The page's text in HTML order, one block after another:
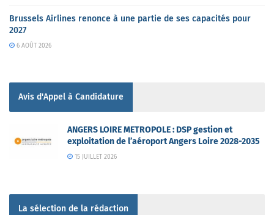
Brussels Airlines renonce à une partie de ses capacités pour
2027
6 AOÛT 2026
Avis d'Appel à Candidature
ANGERS LOIRE METROPOLE : DSP gestion et
exploitation de l’aéroport Angers Loire 2028-2035
15 JUILLET 2026
La sélection de la rédaction